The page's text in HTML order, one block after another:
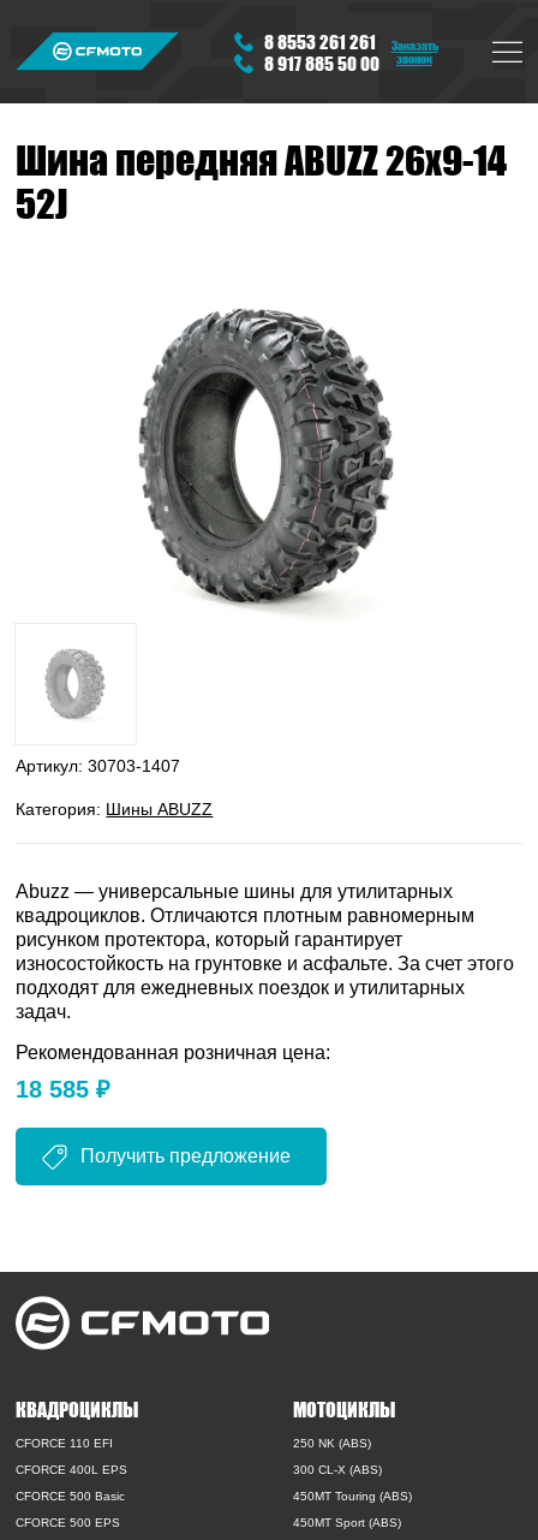
8 8553 261 261
8 917 885 50 00
Заказать
звонок
Шина передняя ABUZZ 26х9-14
52J
Артикул:30703-1407
Категория: Шины ABUZZ
Abuzz — универсальные шины для утилитарных
квадроциклов. Отличаются плотным равномерным
рисунком протектора, который гарантирует
износостойкость на грунтовке и асфальте. За счет этого
подходят для ежедневных поездок и утилитарных
задач.
Рекомендованная розничная цена:
18 585 ₽
Получить предложение
КВАДРОЦИКЛЫ
CFORCE 110 EFI
CFORCE 400L EPS
CFORCE 500 Basic
CFORCE 500 EPS
МОТОЦИКЛЫ
250 NK (ABS)
300 CL-X (ABS)
450MT Touring (ABS)
450MT Sport (ABS)